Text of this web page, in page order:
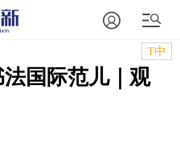
T中
国际范儿｜观